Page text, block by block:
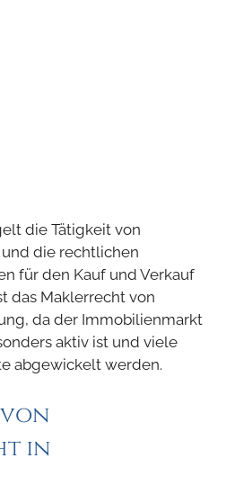
die Tätigkeit von
die rechtlichen
für den Kauf und Verkauf
das Maklerrecht von
da der Immobilienmarkt
aktiv ist und viele
abgewickelt werden.
in